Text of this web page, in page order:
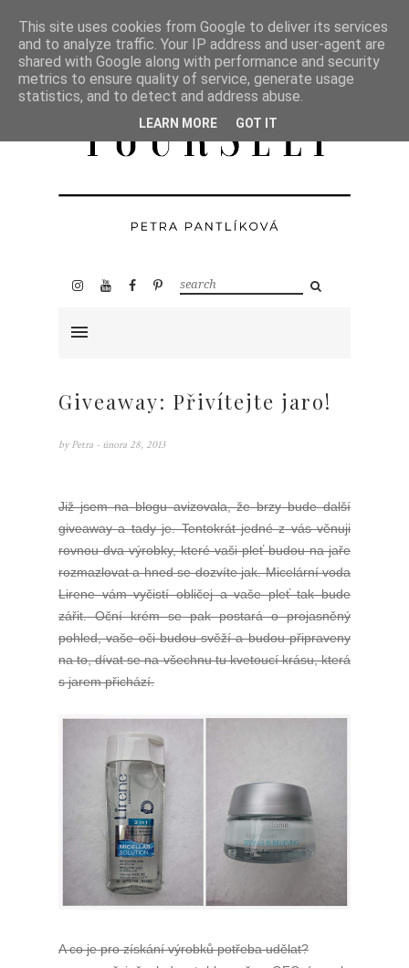
Giveaway: Přivítejte jaro!
by Petra - února 28, 2013
Již jsem na blogu avizovala, že brzy bude další
giveaway a tady je. Tentokrát jedné z vás věnuji
rovnou dva výrobky, které vaši pleť budou na jaře
rozmazlovat a hned se dozvíte jak. Micelární voda
Lirene vám vyčistí obličej a vaše pleť tak bude
zářit. Oční krém se pak postará o projasněný
pohled, vaše oči budou svěží a budou připraveny
na to, dívat se na všechnu tu kvetoucí krásu, která
s jarem přichází.
A co je pro získání výrobků potřeba udělat?
This site uses cookies from Google to deliver its services
and to analyze traffic. Your IP address and user-agent are
shared with Google along with performance and security
metrics to ensure quality of service, generate usage
statistics, and to detect and address abuse.
LEARN MORE GOT IT